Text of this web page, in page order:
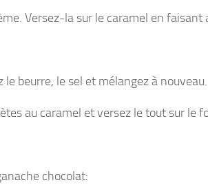
Versez-la sur le caramel en
le beurre, le sel et mélangez à nouveau.
au caramel et versez le tout sur le
chocolat: